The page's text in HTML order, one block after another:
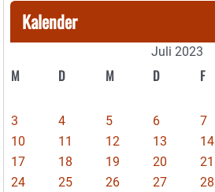
Kalender
Juli 2023
M D M D F
3
4 5 6 7
10
11 12 13 14
17
18 19 20 21
24
25 26 27 28